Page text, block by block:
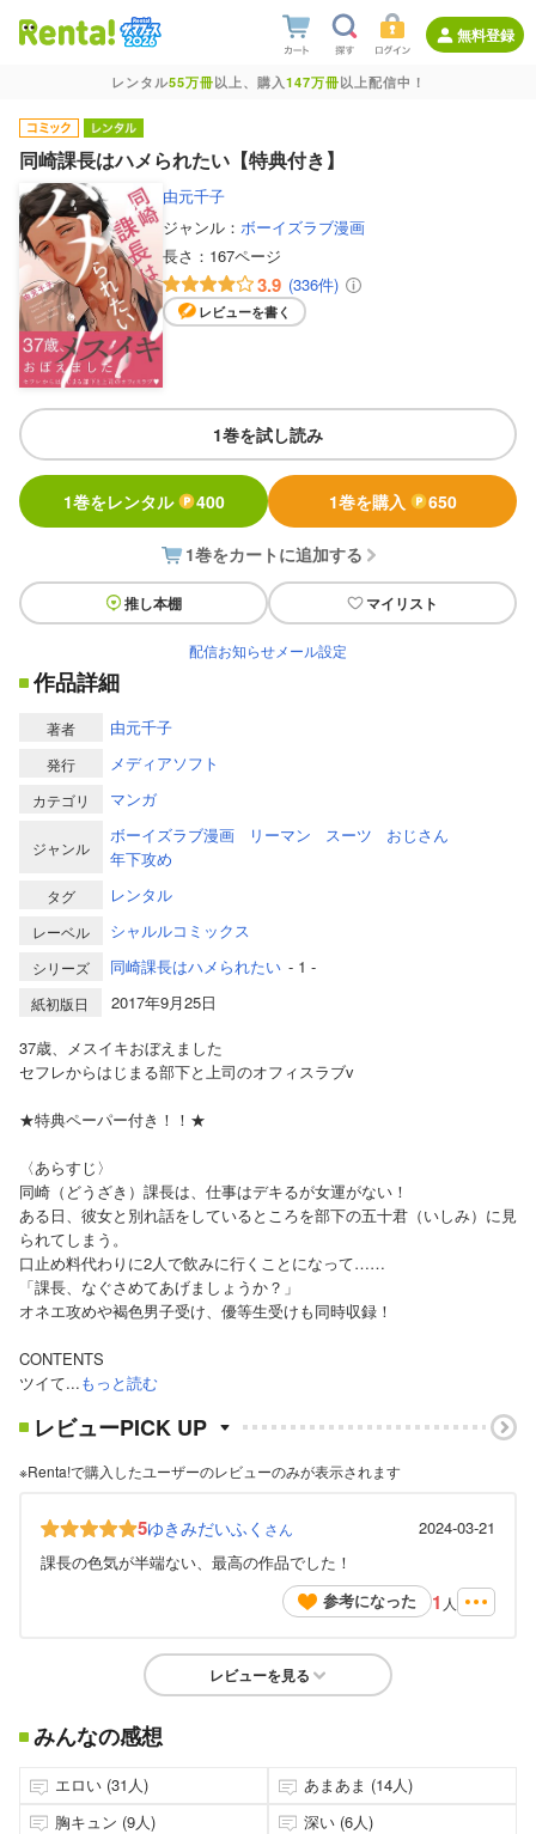
無料登録
レンタル55万冊以上、購入147万冊以上配信中！
同崎課長はハメられたい【特典付き】
由元千子
ジャンル： ボーイズラブ漫画
長さ： 167ページ
3.9 (336件)
レビューを書く
1巻を試し読み
1巻をレンタル 400 1巻を購入 650
1巻をカートに追加する
推し本棚 マイリスト
配信お知らせメール設定
作品詳細
著者 由元千子
発行 メディアソフト
カテゴリ マンガ
ジャンル
ボーイズラブ漫画 リーマン スーツ
おじさん
年下攻め
タグ レンタル
レーベル シャルルコミックス
シリーズ 同崎課長はハメられたい - 1 -
紙初版日
2017年9月25日
37歳、メスイキおぼえました
セフレからはじまる部下と上司のオフィスラブv
★特典ペーパー付き！！★
〈あらすじ〉
同崎（どうざき）課長は、仕事はデキるが女運がない！
ある日、彼女と別れ話をしているところを部下の五十君（いしみ）に見
られてしまう。
口止め料代わりに2人で飲みに行くことになって……
「課長、なぐさめてあげましょうか？」
オネエ攻めや褐色男子受け、優等生受けも同時収録！
CONTENTS
ツイて...もっと読む
レビューPICK UP
※Renta!で購入したユーザーのレビューのみが表示されます
5ゆきみだいふく さん
2024-03-21
課長の色気が半端ない、最高の作品でした！
参考になった
1 人
レビューを見る
みんなの感想
エロい (31人)
あまあま (14人)
胸キュン (9人)
深い (6人)